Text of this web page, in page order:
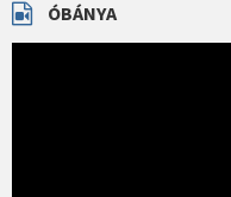
ÓBÁNYA